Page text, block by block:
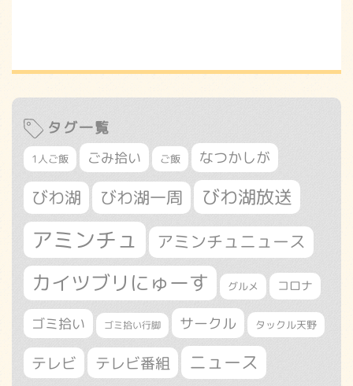
タグ一覧
1人ご飯 ごみ拾い ご飯 なつかしが
びわ湖 びわ湖一周 びわ湖放送
アミンチュ アミンチュニュース
カイツブリにゅーす グルメ コロナ
ゴミ拾い ゴミ拾い行脚 サークル タックル天野
テレビ テレビ番組 ニュース